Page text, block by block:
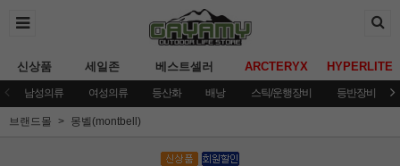
신상품 세일존 베스트셀러 ARCTERYX HYPERLITE
남성의류 여성의류 등산화 배낭 스틱/운행장비 등반장비
브랜드몰 몽벨(montbell)